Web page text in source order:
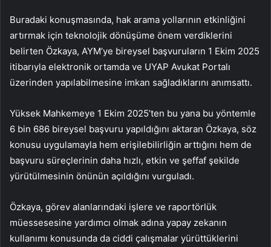
Buradaki konuşmasında, hak arama yollarının etkinliğini
artırmak için teknolojik dönüşüme önem verdiklerini
belirten Özkaya, AYM’ye bireysel başvuruların 1 Ekim 2025
itibarıyla elektronik ortamda ve UYAP Avukat Portalı
üzerinden yapılabilmesine imkan sağladıklarını anımsattı.
Yüksek Mahkemeye 1 Ekim 2025’ten bu yana bu yöntemle
6 bin 686 bireysel başvuru yapıldığını aktaran Özkaya, söz
konusu uygulamayla hem erişilebilirliğin arttığını hem de
başvuru süreçlerinin daha hızlı, etkin ve şeffaf şekilde
yürütülmesinin önünün açıldığını vurguladı.
Özkaya, görev alanlarındaki işlere ve raportörlük
müessesesine yardımcı olmak adına yapay zekanın
kullanımı konusunda da ciddi çalışmalar yürüttüklerini